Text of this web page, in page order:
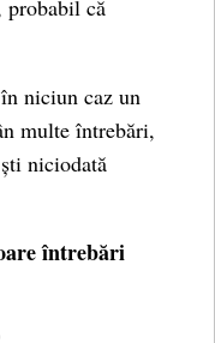
că
niciun caz un
multe întrebări,
niciodată
întrebări